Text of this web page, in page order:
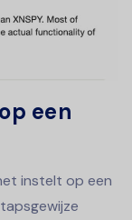
een
instelt op een